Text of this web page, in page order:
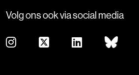
Volg ons ook via social media